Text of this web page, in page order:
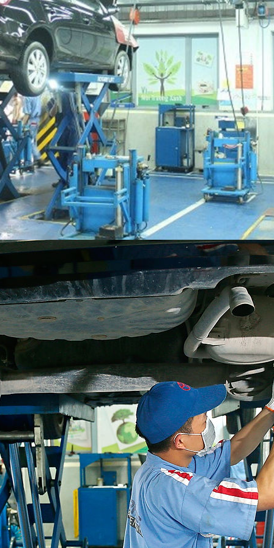
Đăng ký sử dụng dịch vụ
trong những chuyên gia Toyota Bắc Ninh sẽ giúp bạn
ĐẶT LỊCH HẸN DỊCH VỤ
báo giá ưu đãi xe Toyota lên đến 50 triệu đồng và
bảo mật thông tin của
CÔNG TY TNHH TOYOTA BẮC
Hotline kinh doanh: 0916 292
Địa chỉ: Lô A Lê Thái Tổ,
Email:
GIÁ XE
GIỜ LÀM VIỆC:
Kinh doanh: 0916